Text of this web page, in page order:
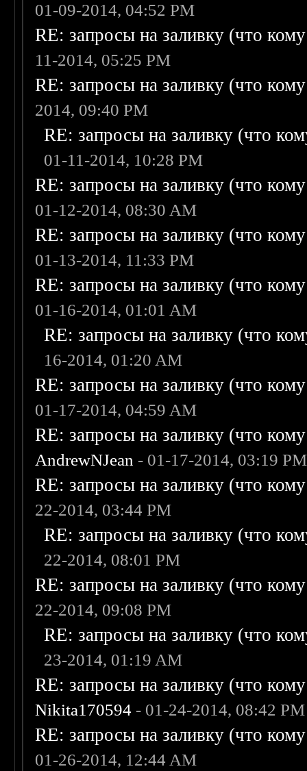
01-09-2014, 04:52 PM
RE: запросы на заливку (что
11-2014, 05:25 PM
RE: запросы на заливку (что
2014, 09:40 PM
RE: запросы на заливку (что
01-11-2014, 10:28 PM
RE: запросы на заливку (что
01-12-2014, 08:30 AM
RE: запросы на заливку (что
01-13-2014, 11:33 PM
RE: запросы на заливку (что
01-16-2014, 01:01 AM
RE: запросы на заливку (что
16-2014, 01:20 AM
RE: запросы на заливку (что
01-17-2014, 04:59 AM
RE: запросы на заливку (что
AndrewNJean - 01-17-2014, 03:19 PM
RE: запросы на заливку (что
22-2014, 03:44 PM
RE: запросы на заливку (что
22-2014, 08:01 PM
RE: запросы на заливку (что
22-2014, 09:08 PM
RE: запросы на заливку (что
23-2014, 01:19 AM
RE: запросы на заливку (что
Nikita170594 - 01-24-2014, 08:42 PM
RE: запросы на заливку (что
01-26-2014, 12:44 AM